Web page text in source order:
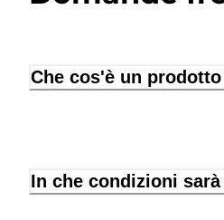
Che cos'è un
In che condizioni